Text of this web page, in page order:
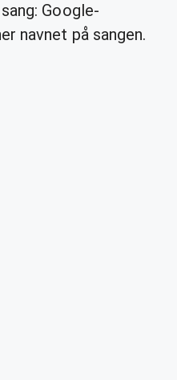
Google-
navnet på sangen.